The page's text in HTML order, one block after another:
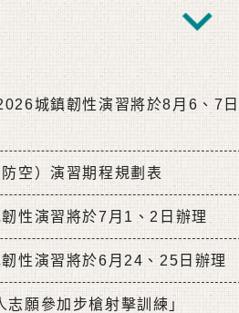
城鎮韌性演習將於8月6、7
空）演習期程規劃表
性演習將於7月1、2日辦理
性演習將於6月24、25日辦理
願參加步槍射擊訓練」